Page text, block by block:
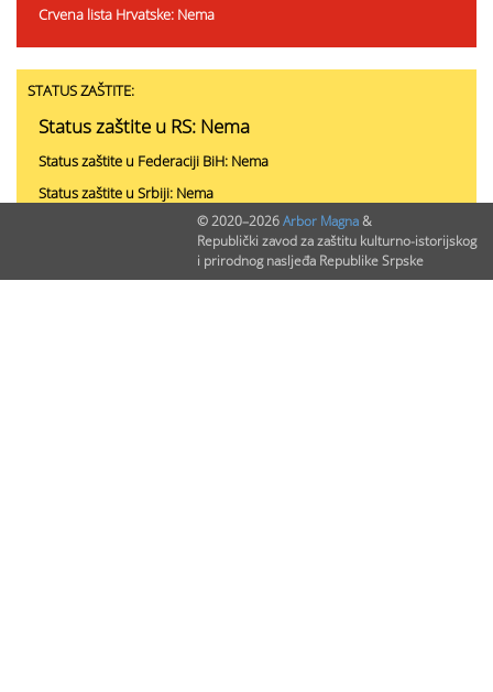
Crvena lista Hrvatske: Nema
STATUS ZAŠTITE:
Status zaštite u RS: Nema
Status zaštite u Federaciji BiH: Nema
Status zaštite u Srbiji: Nema
Status zaštite u Hrvatskoj: Nema
Status zaštite u Crnoj Gori: Nema
© 2020–2026Arbor Magna&
Republički zavod za zaštitu kulturno-istorijskog
i prirodnog nasljeđa Republike Srpske